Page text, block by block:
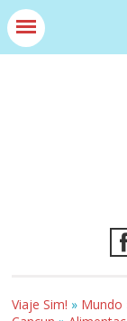
Viaje Sim! » Mundo